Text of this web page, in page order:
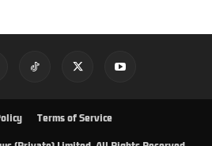
Terms of Service